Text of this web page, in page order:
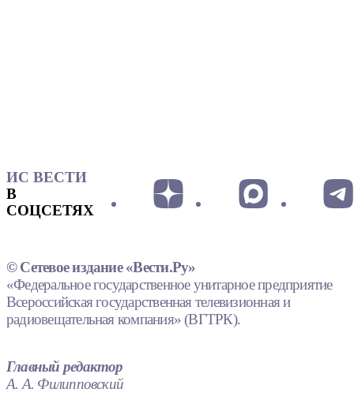
ИС ВЕСТИ
В
СОЦСЕТЯХ
© Сетевое издание «Вести.Ру»
«Федеральное государственное унитарное предприятие
Всероссийская государственная телевизионная и
радиовещательная компания» (ВГТРК).
Главный редактор
А. А. Филипповский